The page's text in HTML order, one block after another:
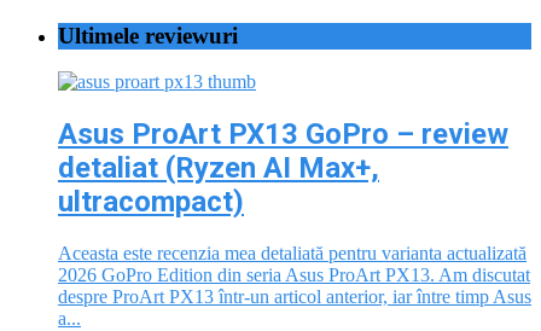
Ultimele reviewuri
Asus ProArt PX13 GoPro – review
detaliat (Ryzen AI Max+,
ultracompact)
Aceasta este recenzia mea detaliată pentru varianta actualizată
2026 GoPro Edition din seria Asus ProArt PX13. Am discutat
despre ProArt PX13 într-un articol anterior, iar între timp Asus
a...